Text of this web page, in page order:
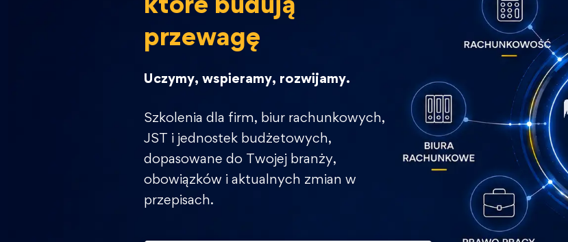
przewagę
Uczymy, wspieramy, rozwijamy.
Szkolenia dla firm, biur rachunkowych,
JST i jednostek budżetowych,
dopasowane do Twojej branży,
obowiązków i aktualnych zmian w
przepisach.